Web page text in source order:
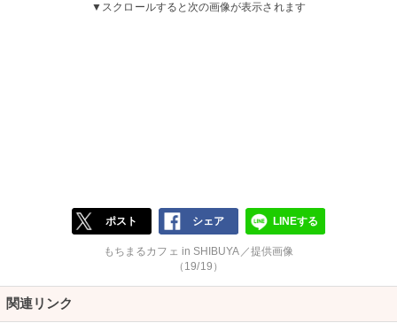
▼スクロールすると次の画像が表示されます
ポスト シェア LINEする
もちまるカフェ in SHIBUYA／提供画像
（19/19）
関連リンク